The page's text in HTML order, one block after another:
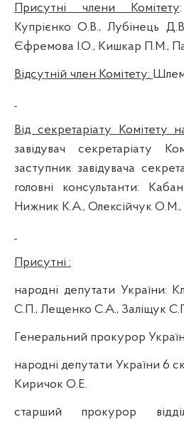
Присутні члени Комітету
Купрієнко О.В.,Лубінець
Єфремова І.О., Кишкар П.М.,
Відсутній член Комітету:
Від секретаріату Комітету
завідувач секретаріату
заступник завідувача
головні консультанти:
Нижник К.А., Олексійчук О.М.,
Присутні :
народні депутати України:
С.П., Лещенко С.А., Заліщук
Генеральний прокурор
народні депутати України 6
Киричок О.Е.
старший прокурор